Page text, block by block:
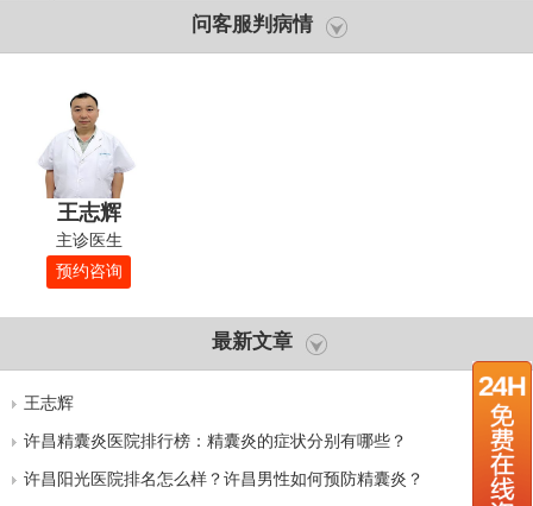
问客服判病情
王志辉
主诊医生
预约咨询
最新文章
王志辉
许昌精囊炎医院排行榜：精囊炎的症状分别有哪些？
许昌阳光医院排名怎么样？许昌男性如何预防精囊炎？